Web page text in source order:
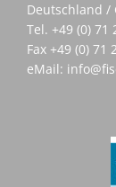
Deutschland /
Tel. +49 (0) 71
Fax +49 (0) 71
eMail: